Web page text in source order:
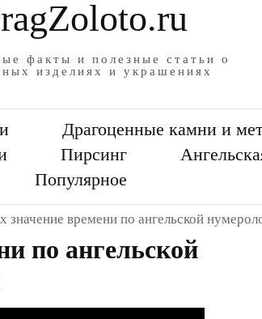
факты и полезные статьи о
изделиях и украшениях
Драгоценные камни и
Пирсинг
Популярное
значение времени по ангельской
по ангельской